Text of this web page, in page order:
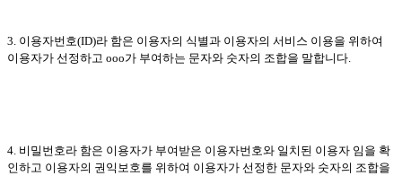
3. 이용자번호(ID)라 함은 이용자의 식별과 이용자의 서비스 이용을 위하여
이용자가 선정하고 ooo가 부여하는 문자와 숫자의 조합을 말합니다.
4. 비밀번호라 함은 이용자가 부여받은 이용자번호와 일치된 이용자 임을 확
인하고 이용자의 권익보호를 위하여 이용자가 선정한 문자와 숫자의 조합을